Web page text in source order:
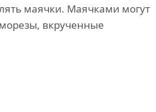
маячки. Маячками могут
вкрученные